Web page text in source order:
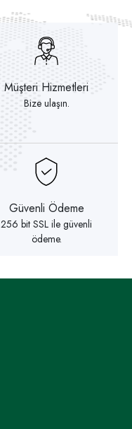
Müşteri Hizmetleri
Bize ulaşın.
Güvenli Ödeme
256 bit SSL ile güvenli
ödeme.